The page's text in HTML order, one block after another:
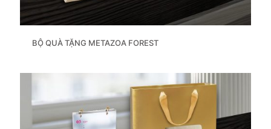
BỘ QUÀ TẶNG METAZOA FOREST